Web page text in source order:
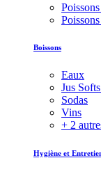
Boissons
Eaux
Jus
Sodas
Vins
+ 2
Hygiène et